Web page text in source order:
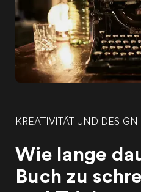
KREATIVITÄT UND DESIGN
Wie lange
Buch zu